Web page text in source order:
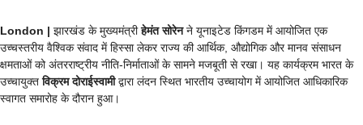
London | झारखंड के मुख्यमंत्रीहेमंत सोरेनने यूनाइटेड किंगडम में आयोजित एक
उच्चस्तरीय वैश्विक संवाद में हिस्सा लेकर राज्य की आर्थिक, औद्योगिक और मानव संसाधन
क्षमताओं को अंतरराष्ट्रीय नीति-निर्माताओं के सामने मजबूती से रखा। यह कार्यक्रम भारत के
उच्चायुक्तविक्रम दोराईस्वामीद्वारा लंदन स्थित भारतीय उच्चायोग में आयोजित आधिकारिक
स्वागत समारोह के दौरान हुआ।